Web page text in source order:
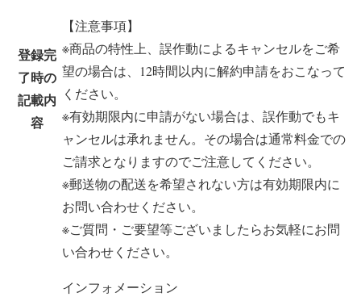
登録完
了時の
記載内
容
【注意事項】
※商品の特性上、誤作動によるキャンセルをご希
望の場合は、12時間以内に解約申請をおこなって
ください。
※有効期限内に申請がない場合は、誤作動でもキ
ャンセルは承れません。その場合は通常料金での
ご請求となりますのでご注意してください。
※郵送物の配送を希望されない方は有効期限内に
お問い合わせください。
※ご質問・ご要望等ございましたらお気軽にお問
い合わせください。
インフォメーション